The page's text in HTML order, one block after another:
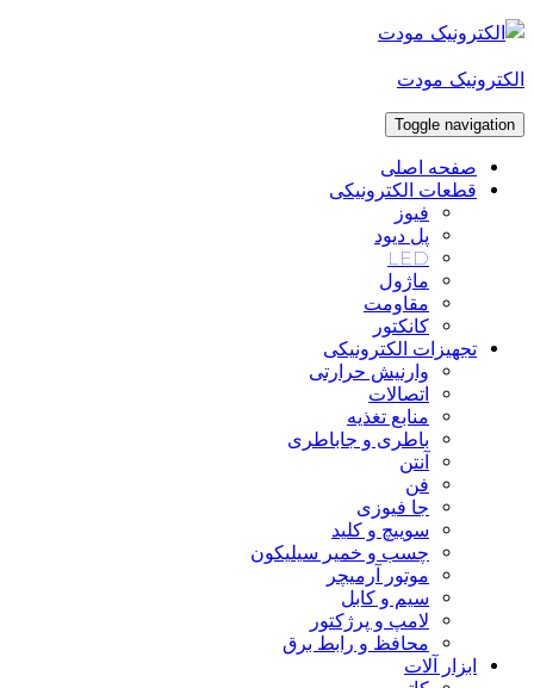
Skip
content
الکترونیک مودت
Toggle navigation
صفحه اصلی
قطعات الکترونیکی
فیوز
پل دیود
LED
ماژول
مقاومت
کانکتور
تجهیزات الکترونیکی
وارنیش حرارتی
اتصالات
منابع تغذیه
باطری و جاباطری
آنتن
فن
جا فیوزی
سوییچ و کلید
چسب و خمیر سیلیکون
موتور آرمیچر
سیم و کابل
لامپ و پرژکتور
محافظ و رابط برق
ابزار آلات